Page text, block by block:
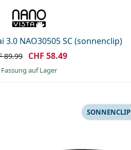
3.0 NAO30505 SC (sonnenclip)
89.99 CHF 58.49
Fassung auf Lager
SONNENCLIP